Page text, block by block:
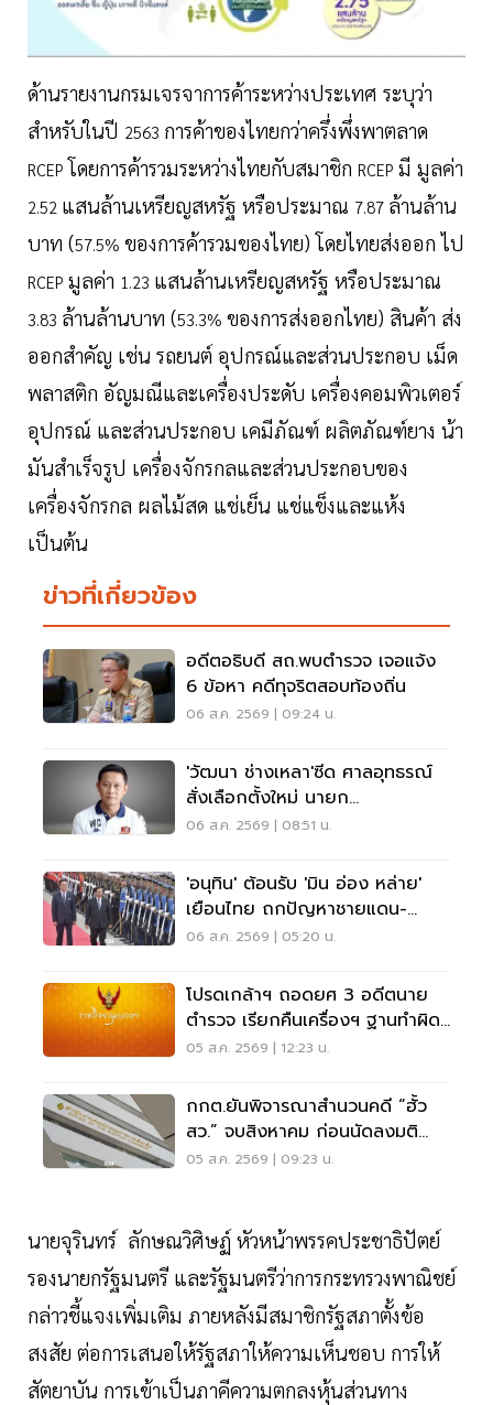
ด้านรายงานกรมเจรจาการค้าระหว่างประเทศ ระบุว่า
สำหรับในปี 2563 การค้าของไทยกว่าครึ่งพึ่งพาตลาด
RCEP โดยการค้ารวมระหว่างไทยกับสมาชิก RCEP มี มูลค่า
2.52 แสนล้านเหรียญสหรัฐ หรือประมาณ 7.87 ล้านล้าน
บาท (57.5% ของการค้ารวมของไทย) โดยไทยส่งออก ไป
RCEP มูลค่า 1.23 แสนล้านเหรียญสหรัฐ หรือประมาณ
3.83 ล้านล้านบาท (53.3% ของการส่งออกไทย) สินค้า ส่ง
ออกสำคัญ เช่น รถยนต์ อุปกรณ์และส่วนประกอบ เม็ด
พลาสติก อัญมณีและเครื่องประดับ เครื่องคอมพิวเตอร์
อุปกรณ์ และส่วนประกอบ เคมีภัณฑ์ ผลิตภัณฑ์ยาง น้า
มันสำเร็จรูป เครื่องจักรกลและส่วนประกอบของ
เครื่องจักรกล ผลไม้สด แช่เย็น แช่แข็งและแห้ง
เป็นต้น
ข่าวที่เกี่ยวข้อง
อดีตอธิบดี สถ.พบตำรวจ เจอแจ้ง
6 ข้อหา คดีทุจริตสอบท้องถิ่น
06 ส.ค. 2569 | 09:24 น.
'วัฒนา ช่างเหลา'ซีด ศาลอุทธรณ์
สั่งเลือกตั้งใหม่ นายก
อบจ.ขอนแก่น
06 ส.ค. 2569 | 08:51 น.
'อนุทิน' ต้อนรับ 'มิน อ่อง หล่าย'
เยือนไทย ถกปัญหาชายแดน-
พลังงาน-การค้า
06 ส.ค. 2569 | 05:20 น.
โปรดเกล้าฯ ถอดยศ 3 อดีตนาย
ตำรวจ เรียกคืนเครื่องฯ ฐานทำผิด
วินัยร้ายแรง
05 ส.ค. 2569 | 12:23 น.
กกต.ยันพิจารณาสำนวนคดี “ฮั้ว
สว.” จบสิงหาคม ก่อนนัดลงมติ
ภายหลัง
05 ส.ค. 2569 | 09:23 น.
นายจุรินทร์ ลักษณวิศิษฏ์ หัวหน้าพรรคประชาธิปัตย์
รองนายกรัฐมนตรี และรัฐมนตรีว่าการกระทรวงพาณิชย์
กล่าวชี้แจงเพิ่มเติม ภายหลังมีสมาชิกรัฐสภาตั้งข้อ
สงสัย ต่อการเสนอให้รัฐสภาให้ความเห็นชอบ การให้
สัตยาบัน การเข้าเป็นภาคีความตกลงหุ้นส่วนทาง